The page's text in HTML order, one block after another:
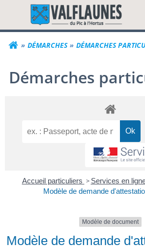
contenu
DÉMARCHES DÉMARCHES
Démarches
Accueil particuliers > Services en
Modèle de demande
Modèle de document
Modèle de demande